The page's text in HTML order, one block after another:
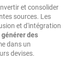
et consolider
sources. Les
et d'intégration
générer des
dans un
devises.